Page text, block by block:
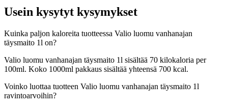
Usein kysytyt kysymykset
Kuinka paljon kaloreita tuotteessa Valio luomu vanhanajan
täysmaito 1l on?
Valio luomu vanhanajan täysmaito 1l sisältää 70 kilokaloria per
100ml. Koko 1000ml pakkaus sisältää yhteensä 700 kcal.
Voinko luottaa tuotteen Valio luomu vanhanajan täysmaito 1l
ravintoarvoihin?